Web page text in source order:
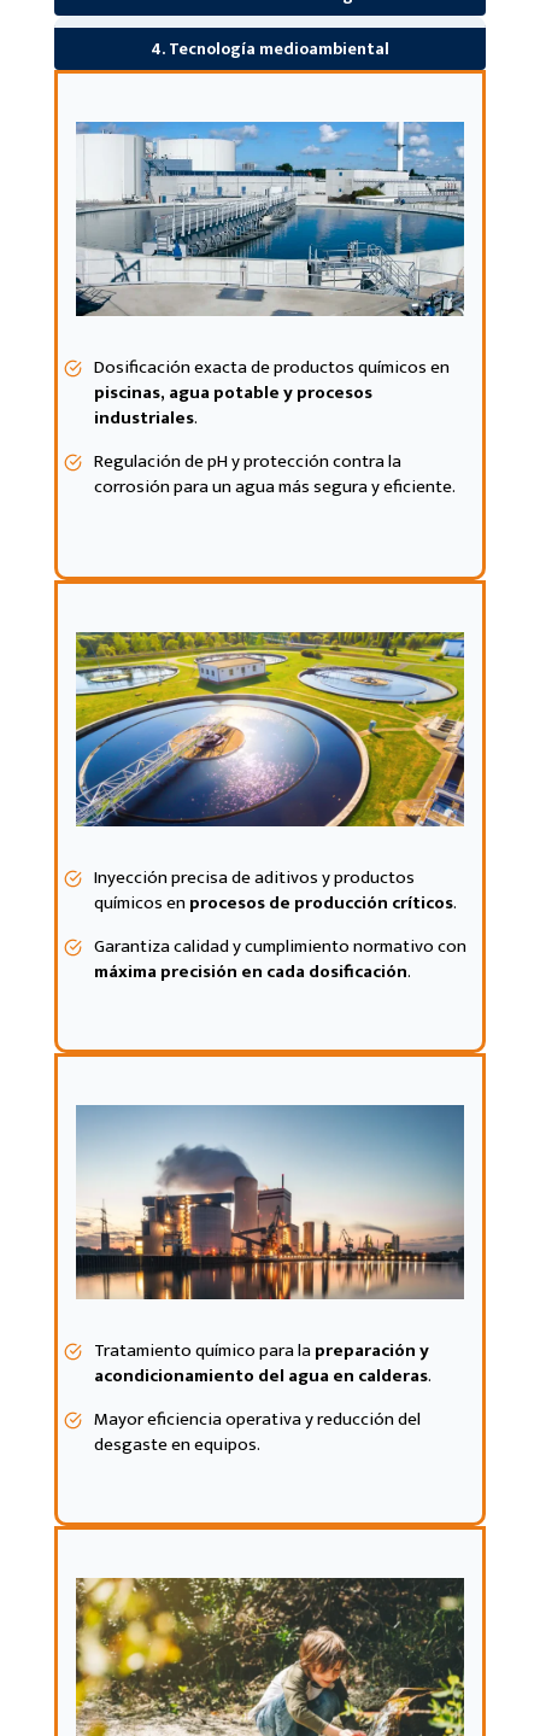
4. Tecnología medioambiental
Dosificación exacta de productos químicos en
piscinas, agua potable y procesos
industriales.
Regulación de pH y protección contra la
corrosión para un agua más segura y eficiente.
Inyección precisa de aditivos y productos
químicos enprocesos de producción críticos.
Garantiza calidad y cumplimiento normativo con
máxima precisión en cada dosificación.
Tratamiento químico para lapreparación y
acondicionamiento del agua en calderas.
Mayor eficiencia operativa y reducción del
desgaste en equipos.